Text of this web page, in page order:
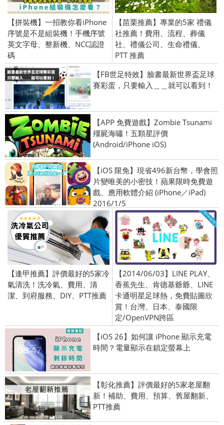
【拼裝機】一招教你看iPhone
序號是不是組裝機！手機序號
英文字母、整新機、NCC認證
碼
【苗栗推薦】專業的5家 禮儀
社推薦！費用、流程、葬儀
社、禮儀公司、生命禮儀、
PTT 推薦
【FB世足特效】臉書最新世界盃足球
賽彩蛋，只要輸入＿＿就可以看到！
【APP 免費遊戲】Zombie Tsunami
殭屍海嘯！五顆星評價
(Android/iPhone iOS)
【iOS 限免】現省496新台幣，學會照
片變唯美的小密技！蘋果限時免費遊
戲、應用軟體介紹 (iPhone／iPad)
2016/1/5
【逢甲推薦】評價最好的5家冷
氣清洗！洗冷氣、費用、清
潔、到府服務、DIY、PTT推薦
【2014/06/03】LINE PLAY、
香蕉先生、肯德基爺爺、LINE
卡通明星足球熱，免費貼圖欣
賞！台灣、日本、泰國限
定/OpenVPN跨區
【iOS 26】如何讓 iPhone 顯示充電
時間？電量顯示在鎖定螢幕上
【彰化推薦】評價最好的5家老屋翻
新！補助、費用、預算、舊屋翻新、
PTT推薦